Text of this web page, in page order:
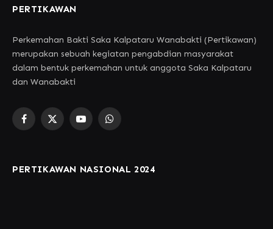
PERTIKAWAN
Perkemahan Bakti Saka Kalpataru Wanabakti (Pertikawan)
merupakan sebuah kegiatan pengabdian masyarakat
dalam bentuk perkemahan untuk anggota Saka Kalpataru
dan Wanabakti
Facebook
X
YouTubeWhatsApp
PERTIKAWAN NASIONAL 2024